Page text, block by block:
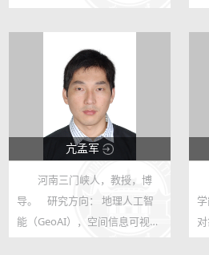
亢孟军
123
63
河南三门峡人，教授，博
导。 研究方向： 地理人工智
能（GeoAI），空间信息可视